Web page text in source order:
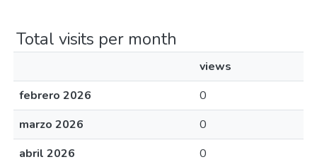
Total visits per month
views
febrero 2026
0
marzo 2026
0
abril 2026
0